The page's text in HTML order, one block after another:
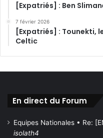
[Expatriés] : Ben
7 février 2026
[Expatriés] : Tounekti,
Celtic
En direct du Forum
Equipes Nationales • Re:
isolath4